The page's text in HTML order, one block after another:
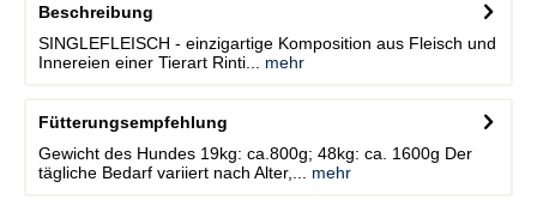
Beschreibung
SINGLEFLEISCH - einzigartige Komposition aus Fleisch und
Innereien einer Tierart Rinti...
mehr
Fütterungsempfehlung
Gewicht des Hundes 19kg: ca.800g; 48kg: ca. 1600g Der
tägliche Bedarf variiert nach Alter,...
mehr